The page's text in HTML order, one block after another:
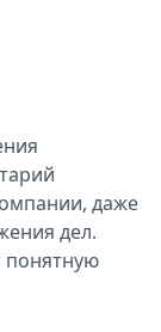
даже
дел.
понятную